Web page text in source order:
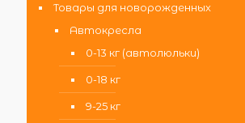
Товары для новорожденных
Автокресла
0-13 кг (автолюльки)
0-18 кг
9-25 кг